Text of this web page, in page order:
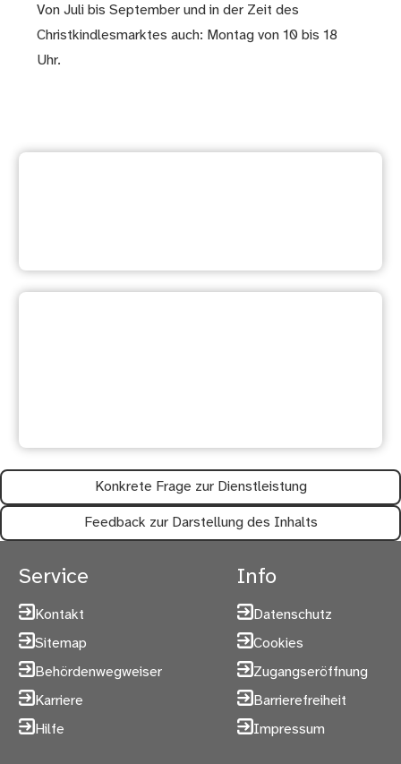
Von Juli bis September und in der Zeit des
Christkindlesmarktes auch: Montag von 10 bis 18
Uhr.
Konkrete Frage zur Dienstleistung
Feedback zur Darstellung des Inhalts
Service
Kontakt
Sitemap
Behördenwegweiser
Karriere
Hilfe
Info
Datenschutz
Cookies
Zugangseröffnung
Barrierefreiheit
Impressum